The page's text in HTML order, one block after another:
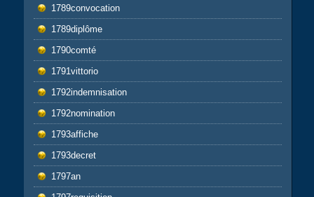
1789convocation
1789diplôme
1790comté
1791vittorio
1792indemnisation
1792nomination
1793affiche
1793decret
1797an